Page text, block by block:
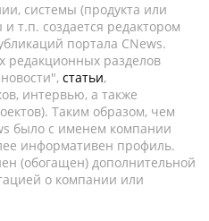
системы (продукта или
т.п. создается редактором
портала CNews.
редакционных разделов
статьи,
интервью, а также
Таким образом, чем
было с именем компании
информативен профиль.
(обогащен) дополнительной
о компании или